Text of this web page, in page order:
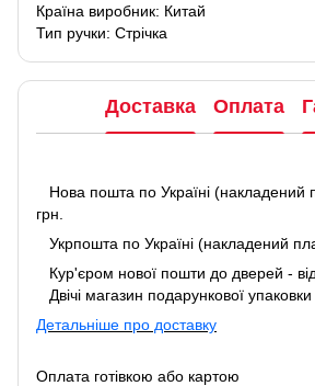
Країна виробник: Китай
Тип ручки: Стрічка
Доставка Оплата
Нова пошта по Україні (накладений
грн.
Укрпошта по Україні (накладений
Кур'єром нової пошти до дверей -
Двічі магазин подарункової упаковки
Детальніше про доставку
Оплата готівкою або картою